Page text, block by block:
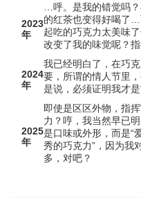
2023
年
…呼。是我的错觉吗
的红茶也变得好喝了
起吃的巧克力太美味
改变了我的味觉呢？
2024
年
我已经明白了，在巧
要，所谓的情人节里
是说，必须证明我才
2025
年
即使是区区外物，指
力？哼，我当然早已
是口味或外形，而是“
秀的巧克力”，因为我
多，对吧？